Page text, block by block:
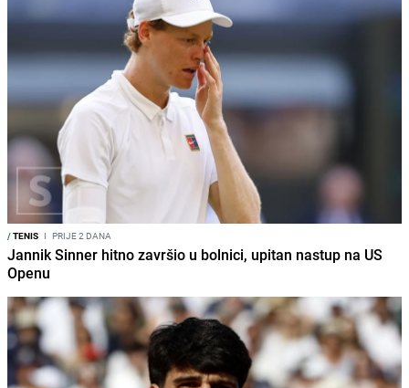
/TENIS I PRIJE 2 DANA
Jannik Sinner hitno završio u bolnici, upitan nastup na US
Openu